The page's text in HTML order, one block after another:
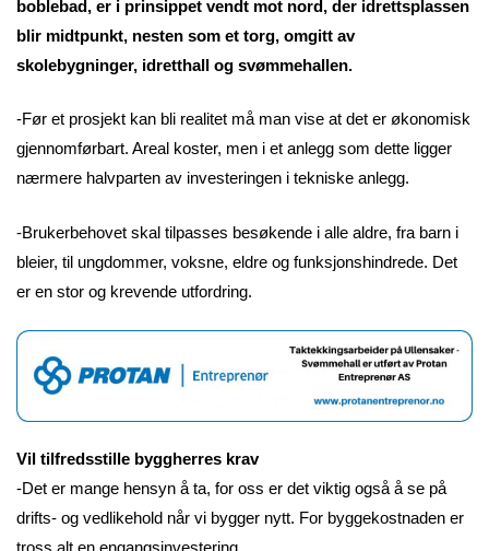
boblebad, er i prinsippet vendt mot nord, der idrettsplassen
blir midtpunkt, nesten som et torg, omgitt av
skolebygninger, idretthall og svømmehallen.
-Før et prosjekt kan bli realitet må man vise at det er økonomisk
gjennomførbart. Areal koster, men i et anlegg som dette ligger
nærmere halvparten av investeringen i tekniske anlegg.
-Brukerbehovet skal tilpasses besøkende i alle aldre, fra barn i
bleier, til ungdommer, voksne, eldre og funksjonshindrede. Det
er en stor og krevende utfordring.
Vil tilfredsstille byggherres krav
-Det er mange hensyn å ta, for oss er det viktig også å se på
drifts- og vedlikehold når vi bygger nytt. For byggekostnaden er
tross alt en engangsinvestering.